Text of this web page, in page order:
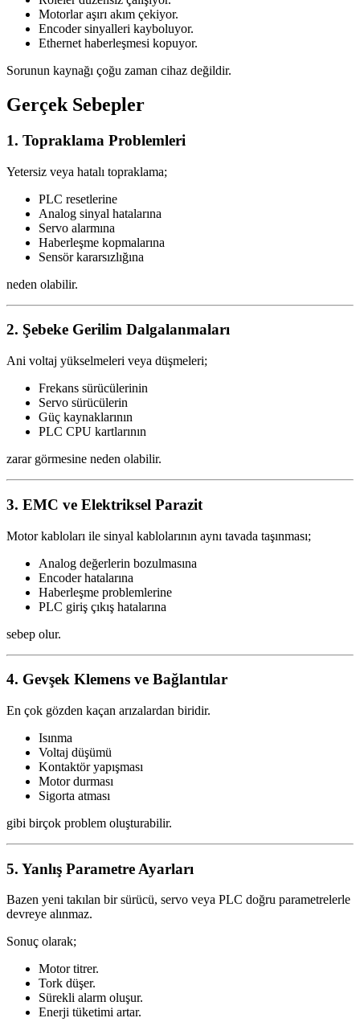
Motorlar aşırı akım çekiyor.
Encoder sinyalleri kayboluyor.
Ethernet haberleşmesi kopuyor.
Sorunun kaynağı çoğu zaman cihaz değildir.
Gerçek Sebepler
1. Topraklama Problemleri
Yetersiz veya hatalı topraklama;
PLC resetlerine
Analog sinyal hatalarına
Servo alarmına
Haberleşme kopmalarına
Sensör kararsızlığına
neden olabilir.
2. Şebeke Gerilim Dalgalanmaları
Ani voltaj yükselmeleri veya düşmeleri;
Frekans sürücülerinin
Servo sürücülerin
Güç kaynaklarının
PLC CPU kartlarının
zarar görmesine neden olabilir.
3. EMC ve Elektriksel Parazit
Motor kabloları ile sinyal kablolarının aynı tavada taşınması;
Analog değerlerin bozulmasına
Encoder hatalarına
Haberleşme problemlerine
PLC giriş çıkış hatalarına
sebep olur.
4. Gevşek Klemens ve Bağlantılar
En çok gözden kaçan arızalardan biridir.
Isınma
Voltaj düşümü
Kontaktör yapışması
Motor durması
Sigorta atması
gibi birçok problem oluşturabilir.
5. Yanlış Parametre Ayarları
Bazen yeni takılan bir sürücü, servo veya PLC doğru parametrelerle
devreye alınmaz.
Sonuç olarak;
Motor titrer.
Tork düşer.
Sürekli alarm oluşur.
Enerji tüketimi artar.